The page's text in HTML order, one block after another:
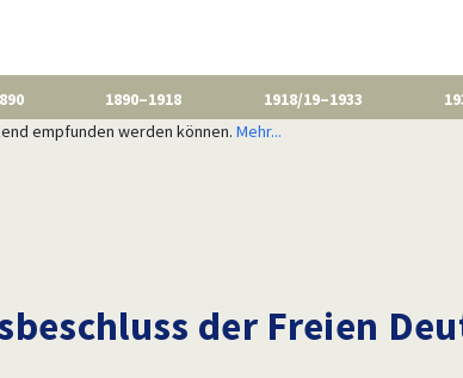
1890–1918 1918/19–1933
empfunden werden können. Mehr...
der Freien